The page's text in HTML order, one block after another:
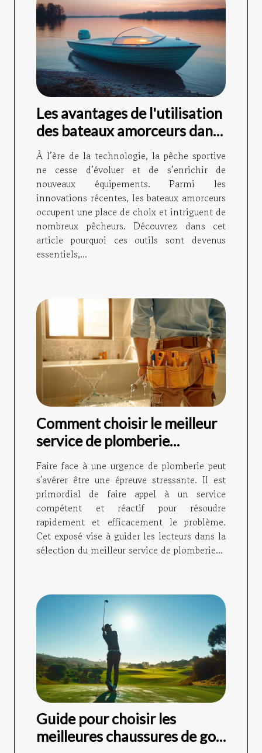
Les avantages de l'utilisation
des bateaux amorceurs dans
la pêche moderne
À l’ère de la technologie, la pêche sportive
ne cesse d’évoluer et de s’enrichir de
nouveaux équipements. Parmi les
innovations récentes, les bateaux amorceurs
occupent une place de choix et intriguent de
nombreux pêcheurs. Découvrez dans cet
article pourquoi ces outils sont devenus
essentiels,...
Comment choisir le meilleur
service de plomberie
d'urgence
Faire face à une urgence de plomberie peut
s'avérer être une épreuve stressante. Il est
primordial de faire appel à un service
compétent et réactif pour résoudre
rapidement et efficacement le problème.
Cet exposé vise à guider les lecteurs dans la
sélection du meilleur service de plomberie...
Guide pour choisir les
meilleures chaussures de golf